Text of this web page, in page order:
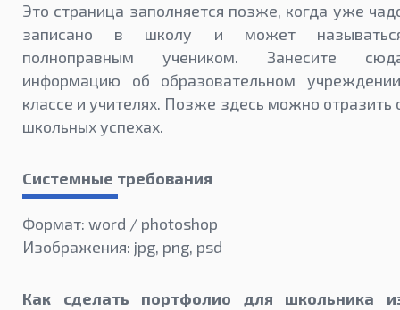
Это страница заполняется позже, когда уже
записано в школу и может
полноправным учеником. Занесите
информацию об образовательном
классе и учителях. Позже здесь можно отразить
школьных успехах.
Системные требования
Формат: word / photoshop
Изображения: jpg, png, psd
Как сделать портфолио для школьника